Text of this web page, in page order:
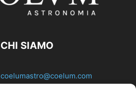
CHI SIAMO
coelumastro@coelum.com